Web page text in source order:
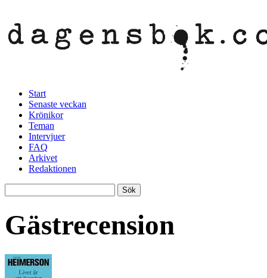
Start
Senaste veckan
Krönikor
Teman
Intervjuer
FAQ
Arkivet
Redaktionen
Gästrecension